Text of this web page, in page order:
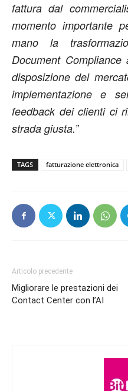
fattura dal
momento importante
mano la
Document
disposizione del
implementazione e
feedback dei clienti ci
strada giusta.”
TAGS fatturazione elettronica
Articolo precedente
Migliorare le prestazioni dei
Contact Center con l’AI